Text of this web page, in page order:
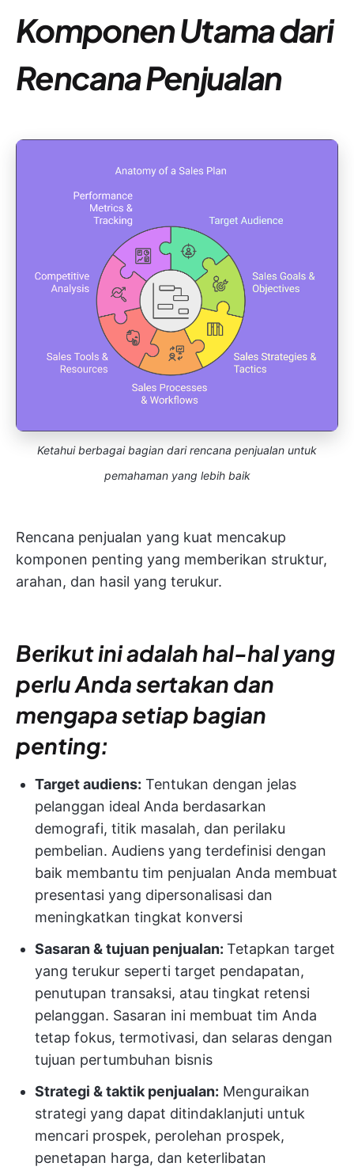
Komponen Utama dari
Rencana Penjualan
Ketahui berbagai bagian dari rencana penjualan untuk
pemahaman yang lebih baik
Rencana penjualan yang kuat mencakup
komponen penting yang memberikan struktur,
arahan, dan hasil yang terukur.
Berikut ini adalah hal-hal yang
perlu Anda sertakan dan
mengapa setiap bagian
penting:
Target audiens: Tentukan dengan jelas
pelanggan ideal Anda berdasarkan
demografi, titik masalah, dan perilaku
pembelian. Audiens yang terdefinisi dengan
baik membantu tim penjualan Anda membuat
presentasi yang dipersonalisasi dan
meningkatkan tingkat konversi
Sasaran & tujuan penjualan: Tetapkan target
yang terukur seperti target pendapatan,
penutupan transaksi, atau tingkat retensi
pelanggan. Sasaran ini membuat tim Anda
tetap fokus, termotivasi, dan selaras dengan
tujuan pertumbuhan bisnis
Strategi & taktik penjualan: Menguraikan
strategi yang dapat ditindaklanjuti untuk
mencari prospek, perolehan prospek,
penetapan harga, dan keterlibatan